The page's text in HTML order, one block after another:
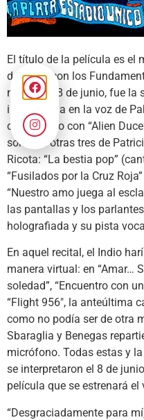
El título de la película es el
del Indio con los
noche del 8 de junio, fue la
interpretada en la voz de
comenzado con “Alien
sonaron otras tres de
Ricota: “La bestia pop”
“Fusilados por la Cruz
“Nuestro amo juega al
las pantallas y los
holografiada y su pista
En aquel recital, el Indio
manera virtual: en “Amar…
soledad”, “Encuentro con
“Flight 956″, la anteúltima
como no podía ser de otra
Sbaraglia y Benegas
micrófono. Todas estas y
se interpretaron el 8 de
película que se estrenará el
“Desgraciadamente para